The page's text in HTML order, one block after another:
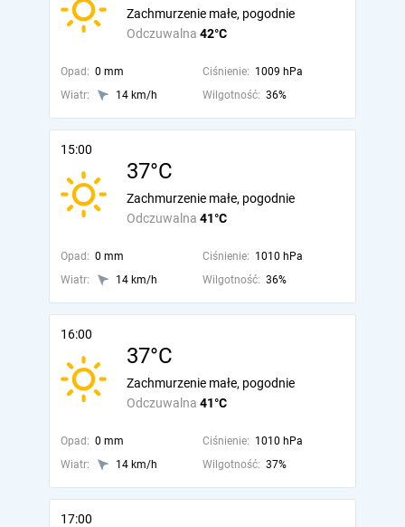
Odczuwalna 42°C
Zachmurzenie małe, pogodnie
Opad: 0 mm Ciśnienie: 1009 hPa
Wiatr:
14 km/h Wilgotność: 36%
15:00
37°C
Odczuwalna 41°C
Zachmurzenie małe, pogodnie
Opad: 0 mm Ciśnienie: 1010 hPa
Wiatr:
14 km/h Wilgotność: 36%
16:00
37°C
Odczuwalna 41°C
Zachmurzenie małe, pogodnie
Opad: 0 mm Ciśnienie: 1010 hPa
Wiatr:
14 km/h Wilgotność: 37%
17:00